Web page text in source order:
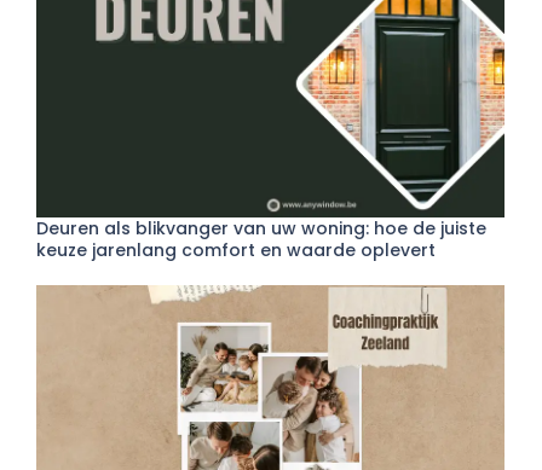
Deuren als blikvanger van uw woning: hoe de juiste
keuze jarenlang comfort en waarde oplevert